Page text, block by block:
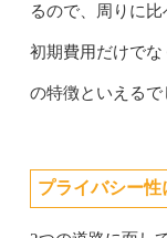
るので、周りに比
初期費用だけで
の特徴といえるで
プライバシー性